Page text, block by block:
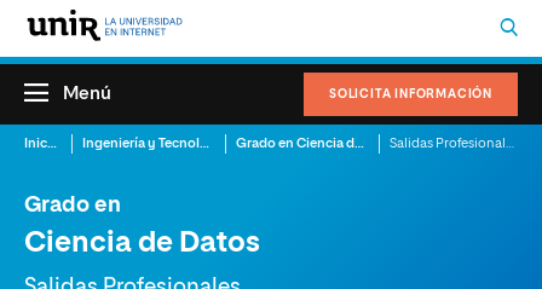
SOLICITA INFORMACIÓN
Menú
Inicio Ingeniería y Tecnología Grado en Ciencia de Datos
Grado en
Ciencia de Datos